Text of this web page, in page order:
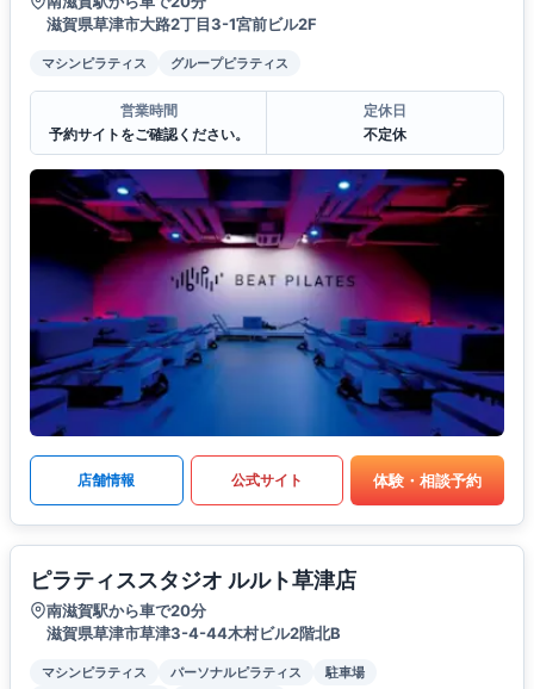
滋賀県草津市大路2丁目3-1宮前ビル2F
マシンピラティス グループピラティス
営業時間
予約サイトをご確認ください。
定休日
不定休
店舗情報 公式サイト 体験・相談予約
ピラティススタジオ ルルト草津店
南滋賀駅から車で20分
滋賀県草津市草津3-4-44木村ビル2階北B
マシンピラティス パーソナルピラティス
駐車場